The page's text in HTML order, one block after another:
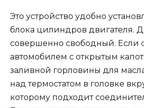
Это устройство удобно
блока цилиндров двигателя.
совершенно свободный. Если
автомобилем с открытым
заливной горловины для
над термостатом в головке
которому подходит